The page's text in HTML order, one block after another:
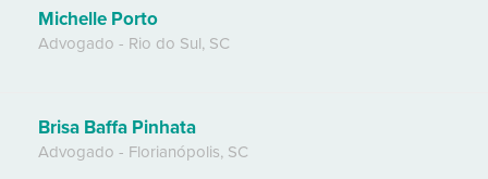
Michelle Porto
Advogado - Rio do Sul, SC
Brisa Baffa Pinhata
Advogado - Florianópolis, SC